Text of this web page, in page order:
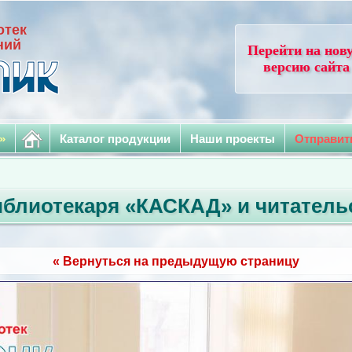
Перейти на
версию сайта
Каталог продукции Наши проекты
«КАСКАД» и
« Вернуться на предыдущую страницу